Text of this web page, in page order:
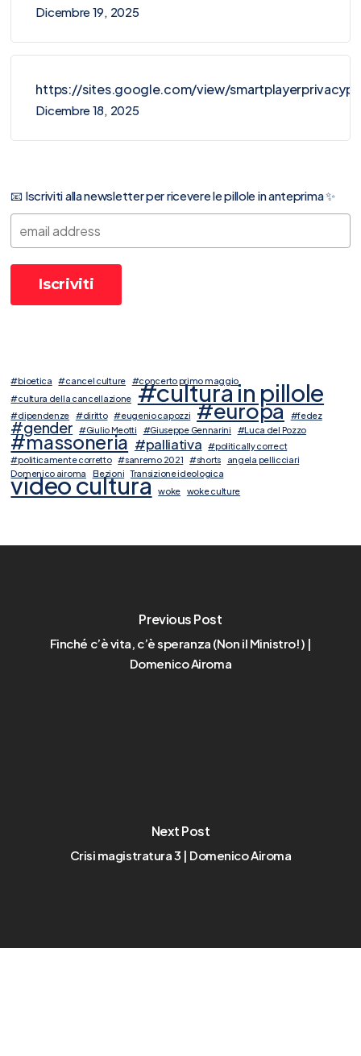
Dicembre 19, 2025
https://sites.google.com/view/
Dicembre 18, 2025
📧 Iscriviti alla newsletter per ricevere le pillole in anteprima ✨
#bioetica #cancel culture
#concerto primo maggio
#cultura della cancellazione #cultura in pillole
#dipendenze #diritto #eugenio capozzi #europa #fedez
#gender #Giulio Meotti #Giuseppe Gennarini #Luca del Pozzo
#massoneria #palliativa
#politically correct
#politicamente corretto #sanremo 2021 #shorts
angela pellicciari
Domenico airoma
Elezioni Transizione ideologica
video cultura woke woke culture
Previous Post
Finché c’è vita, c’è speranza (Non il Ministro!) |
Domenico Airoma
Next Post
Crisi magistratura 3 | Domenico Airoma